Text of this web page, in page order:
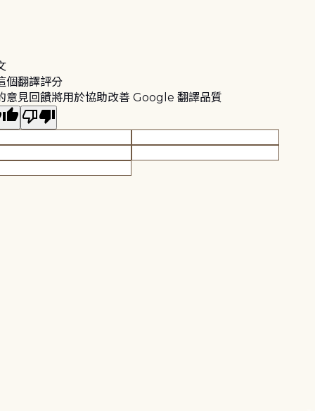
個翻譯評分
意見回饋將用於協助改善 Google 翻譯品質